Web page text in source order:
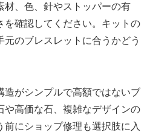
材、色、針やストッパーの有
を確認してください。キットの
のブレスレットに合うかどう
造がシンプルで高額ではないブ
や高価な石、複雑なデザインの
前にショップ修理も選択肢に入